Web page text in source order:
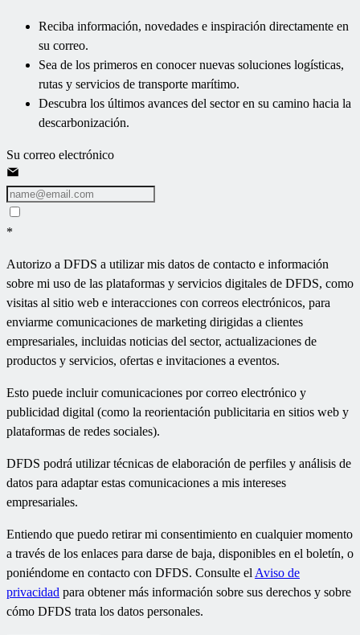
Reciba información, novedades e inspiración directamente en
su correo.
Sea de los primeros en conocer nuevas soluciones logísticas,
rutas y servicios de transporte marítimo.
Descubra los últimos avances del sector en su camino hacia la
descarbonización.
Su correo electrónico
*
Autorizo a DFDS a utilizar mis datos de contacto e información
sobre mi uso de las plataformas y servicios digitales de DFDS, como
visitas al sitio web e interacciones con correos electrónicos, para
enviarme comunicaciones de marketing dirigidas a clientes
empresariales, incluidas noticias del sector, actualizaciones de
productos y servicios, ofertas e invitaciones a eventos.
Esto puede incluir comunicaciones por correo electrónico y
publicidad digital (como la reorientación publicitaria en sitios web y
plataformas de redes sociales).
DFDS podrá utilizar técnicas de elaboración de perfiles y análisis de
datos para adaptar estas comunicaciones a mis intereses
empresariales.
Entiendo que puedo retirar mi consentimiento en cualquier momento
a través de los enlaces para darse de baja, disponibles en el boletín, o
poniéndome en contacto con DFDS. Consulte el Aviso de
privacidad para obtener más información sobre sus derechos y sobre
cómo DFDS trata los datos personales.